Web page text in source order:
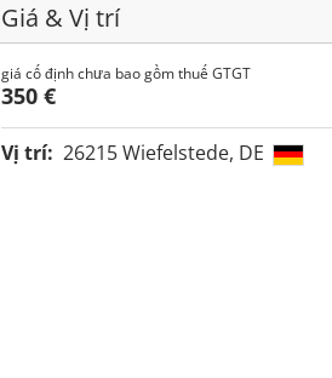
Giá & Vị trí
giá cố định chưa bao gồm thuế GTGT
350 €
Vị trí: 26215 Wiefelstede, DE